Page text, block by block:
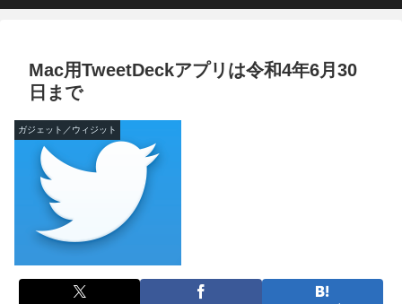
Mac用TweetDeckアプリは令和4年6月30
日まで
ガジェット／ウィジット